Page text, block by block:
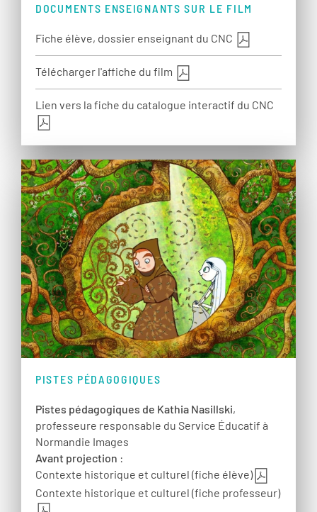
DOCUMENTS ENSEIGNANTS SUR LE FILM
Fiche élève, dossier enseignant du CNC
Télécharger l'affiche du film
Lien vers la fiche du catalogue interactif du CNC
PISTES PÉDAGOGIQUES
Pistes pédagogiques de Kathia Nasillski,
professeure responsable du Service Éducatif à
Normandie Images
Avant projection :
Contexte historique et culturel (fiche élève)
Contexte historique et culturel (fiche professeur)